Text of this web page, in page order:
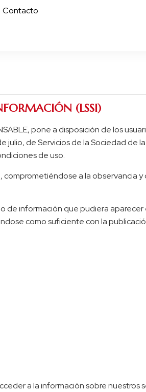
Contacto
(LSSI)
pone a disposición de los
de Servicios de la Sociedad de
de uso.
a la observancia
de información que pudiera
como suficiente con la
a la información sobre nuestros